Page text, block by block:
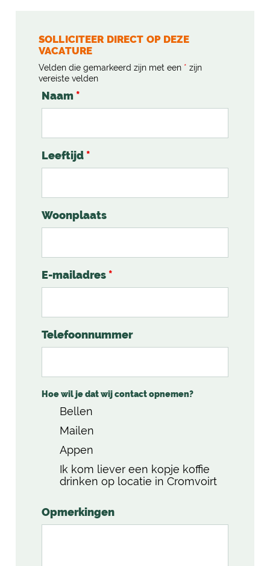
SOLLICITEER DIRECT OP DEZE
VACATURE
Velden die gemarkeerd zijn met een * zijn
vereiste velden
Naam *
Leeftijd *
Woonplaats
E-mailadres *
Telefoonnummer
Hoe wil je dat wij contact opnemen?
Bellen
Mailen
Appen
Ik kom liever een kopje koffie
drinken op locatie in Cromvoirt
Opmerkingen